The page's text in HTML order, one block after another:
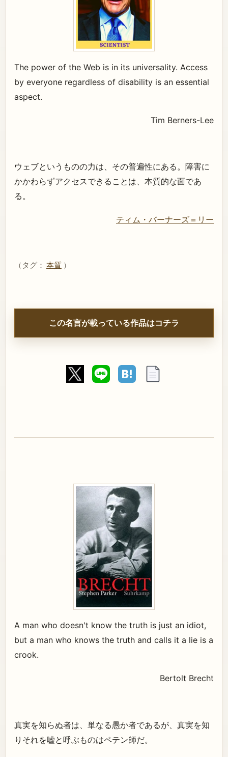
The power of the Web is in its universality. Access
by everyone regardless of disability is an essential
aspect.
Tim Berners-Lee
ウェブというものの力は、その普遍性にある。障害に
かかわらずアクセスできることは、本質的な面であ
る。
ティム・バーナーズ＝リー
（タグ： 本質 ）
この名言が載っている作品はコチラ
A man who doesn't know the truth is just an idiot,
but a man who knows the truth and calls it a lie is a
crook.
Bertolt Brecht
真実を知らぬ者は、単なる愚か者であるが、真実を知
りそれを嘘と呼ぶものはペテン師だ。